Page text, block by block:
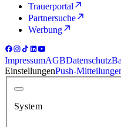
Trauerportal
Partnersuche
Werbung
ImpressumAGBDatenschutz
EinstellungenPush-
System